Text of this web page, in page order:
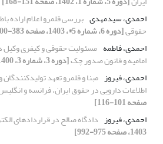
احمدی، سیدمهدی بررسی قلمرو اعلام اراده
حقوقی[دوره 6، شماره 5*، 1403، صفحه 383-400]
احمدی، فاطمه مسئولیت حقوقی و کیفری
امامیه و قانون صدور چک[دوره 3، شماره 3، 1400، صفحه 117-132]
احمدی، فیروز مبنا و قلمرو تعهد تولیدکنندگان
اطلاعات دارویی در حقوق ایران، فرانسه و
صفحه 101-116]
احمدی، فیروز دادگاه صالح در قراردادهای
1403، صفحه 975-992]